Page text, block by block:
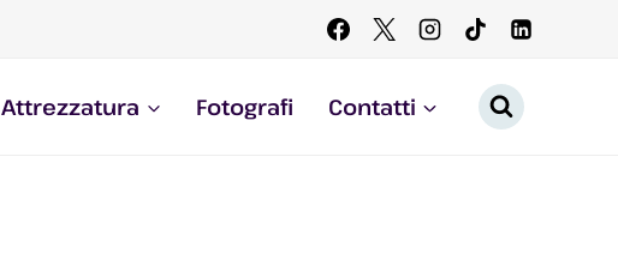
Attrezzatura Fotografi Contatti